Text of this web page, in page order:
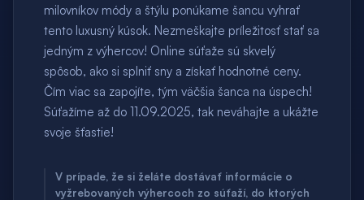
milovníkov módy a štýlu ponúkame šancu vyhrať
tento luxusný kúsok. Nezmeškajte príležitosť stať sa
jedným z výhercov! Online súťaže sú skvelý
spôsob, ako si splniť sny a získať hodnotné ceny.
Čím viac sa zapojíte, tým väčšia šanca na úspech!
Súťažíme až do 11.09.2025, tak neváhajte a ukážte
svoje šťastie!
V prípade, že si želáte dostávať informácie o
vyžrebovaných výhercoch zo súťaží, do ktorých